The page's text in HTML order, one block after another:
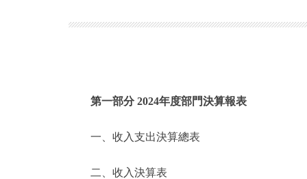
第一部分 2024年度部門決算報表
一、收入支出決算總表
二、收入決算表